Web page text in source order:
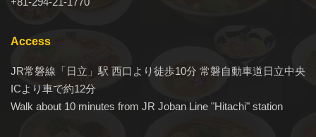
Access
JR常磐線「日立」駅 西口より徒歩10分 常磐自動車道日立中央
ICより車で約12分
Walk about 10 minutes from JR Joban Line "Hitachi" station